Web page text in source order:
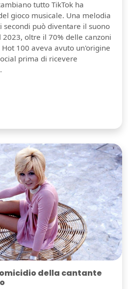
tutto TikTok ha
gioco musicale. Una melodia
secondi può diventare il suono
oltre il 70% delle canzoni
100 aveva avuto un'origine
prima di ricevere
della cantante